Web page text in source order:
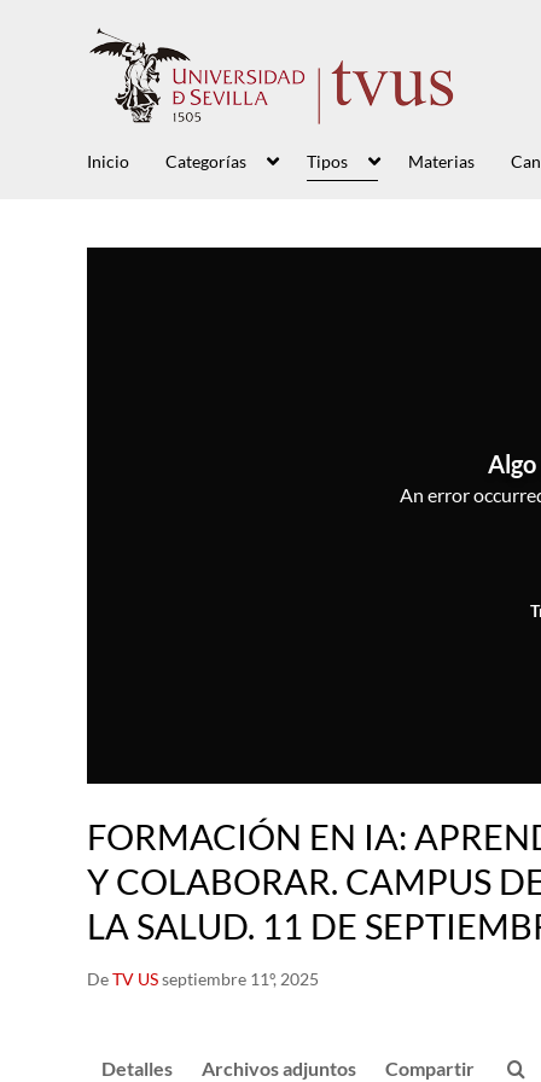
Inicio Categorías Tipos Materias
Algo
An error
FORMACIÓN EN IA:
Y COLABORAR. CAMPUS
LA SALUD. 11 DE
DeTV USseptiembre 11º, 2025
Detalles Archivos adjuntos Compartir